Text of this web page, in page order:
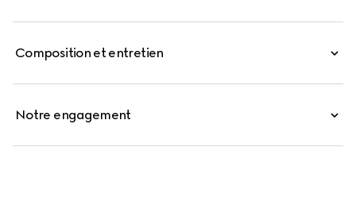
Composition et entretien
Notre engagement